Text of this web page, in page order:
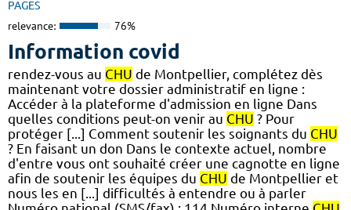
PAGES
relevance: 76%
Information covid
rendez-vous au CHU de Montpellier, complétez dès
maintenant votre dossier administratif en ligne :
Accéder à la plateforme d'admission en ligne Dans
quelles conditions peut-on venir au CHU ? Pour
protéger [...] Comment soutenir les soignants du CHU
? En faisant un don Dans le contexte actuel, nombre
d'entre vous ont souhaité créer une cagnotte en ligne
afin de soutenir les équipes du CHU de Montpellier et
nous les en [...] difficultés à entendre ou à parler